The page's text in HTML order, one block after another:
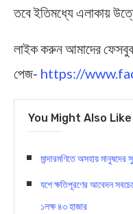
তবে ইতিমধ্যে এলাকায়
লাইক করুন আমাদের
পেজ- https://
You Might Also Like
মান্দারমণিতে অসহায়
যশে ক্ষতিপূরণের আবেদন
১লক্ষ ৪৩ হাজার